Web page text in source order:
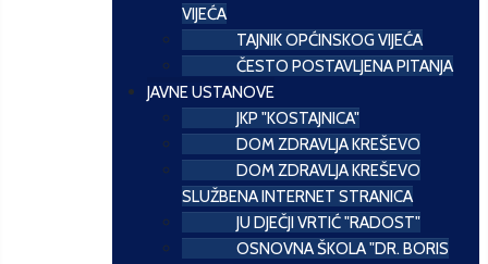
VIJEĆA
TAJNIK OPĆINSKOG VIJEĆA
ČESTO POSTAVLJENA PITANJA
JAVNE USTANOVE
JKP "KOSTAJNICA"
DOM ZDRAVLJA KREŠEVO
DOM ZDRAVLJA KREŠEVO
SLUŽBENA INTERNET STRANICA
JU DJEČJI VRTIĆ "RADOST"
OSNOVNA ŠKOLA "DR. BORIS